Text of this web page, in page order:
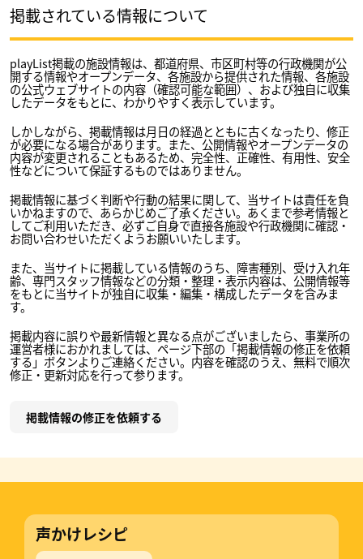
掲載されている情報について
playList掲載の施設情報は、都道府県、市区町村等の行政機関が公
開する情報やオープンデータ、各施設から提供された情報、各施設
の公式ウェブサイトの内容（確認可能な範囲）、および独自に収集
したデータをもとに、わかりやすく表示しています。
しかしながら、掲載情報は月日の経過とともに古くなったり、修正
が必要になる場合があります。また、公開情報やオープンデータの
内容が変更されることもあるため、完全性、正確性、有用性、安全
性などについて保証するものではありません。
掲載情報に基づく判断や行動の結果に関して、当サイトは責任を負
いかねますので、あらかじめご了承ください。あくまで参考情報と
してご利用いただき、必ずご自身で直接各施設や行政機関に確認・
お問い合わせいただくようお願いいたします。
また、当サイトに掲載している情報のうち、障害種別、受け入れ年
齢、専門スタッフ情報などの分類・整理・表示内容は、公開情報等
をもとに当サイトが独自に収集・編集・構成したデータを含みま
す。
掲載内容に誤りや最新情報と異なる点がございましたら、事業所の
運営者様におかれましては、ページ下部の「掲載情報の修正を依頼
する」ボタンよりご連絡ください。内容を確認のうえ、無料で順次
修正・更新対応を行って参ります。
掲載情報の修正を依頼する
声かけレシピ